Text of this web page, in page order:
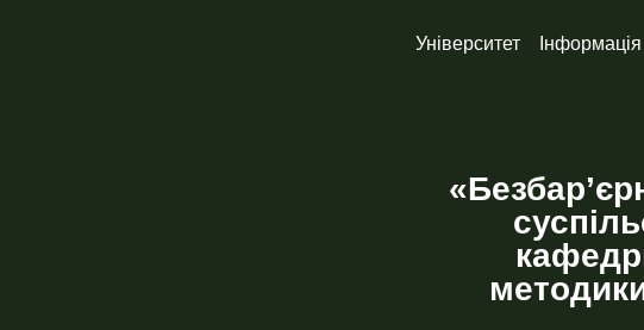
Університет Інформація